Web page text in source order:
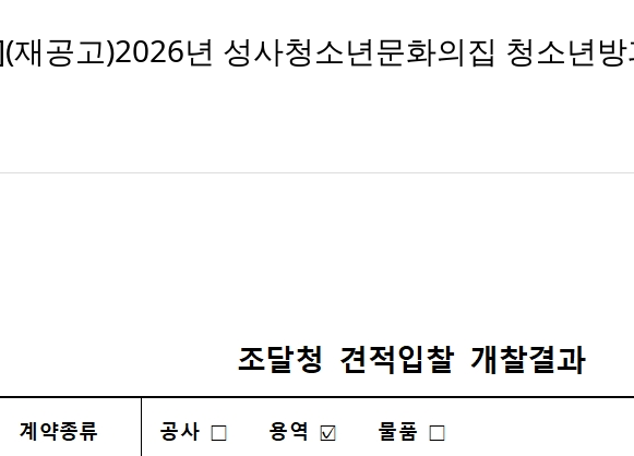
공고)2026년 성사청소년문화의집 청소년